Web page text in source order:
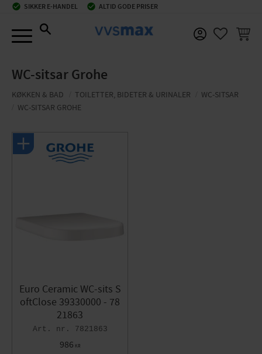
check_circle SIKKER E-HANDEL check_circle ALTID GODE PRISER
WC-sitsar Grohe
KØKKEN & BAD TOILETTER, BIDETER & URINALER
WC-SITSAR
WC-SITSAR GROHE
Euro Ceramic WC-sits S
oftClose 39330000 - 78
21863
7821863
986 KR